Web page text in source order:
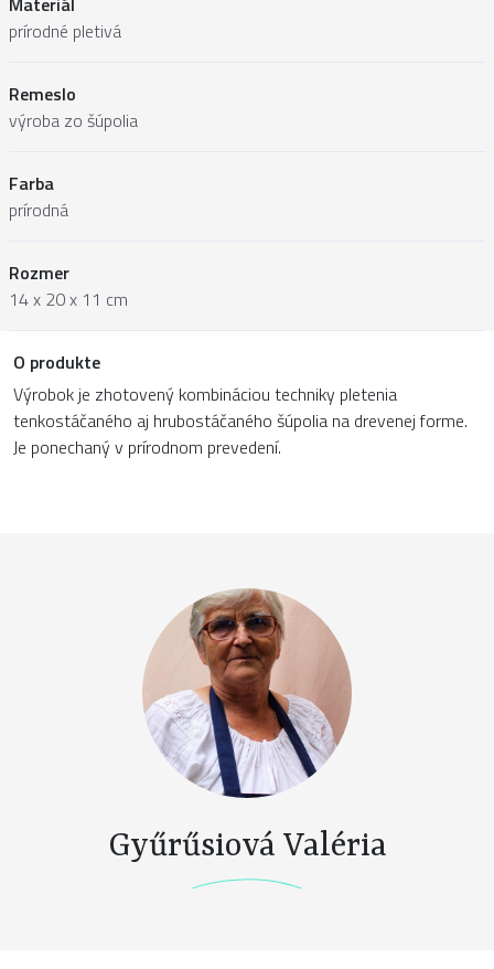
prírodné pletivá
Remeslo
výroba zo šúpolia
Farba
prírodná
Rozmer
14 x 20 x 11 cm
O produkte
Výrobok je zhotovený kombináciou techniky pletenia
tenkostáčaného aj hrubostáčaného šúpolia na drevenej forme.
Je ponechaný v prírodnom prevedení.
Gyűrűsiová Valéria